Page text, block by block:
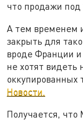
что продажи под
А тем временем
закрыть для
вроде Франции
не хотят видеть
оккупированных
Новости.
Получается, что